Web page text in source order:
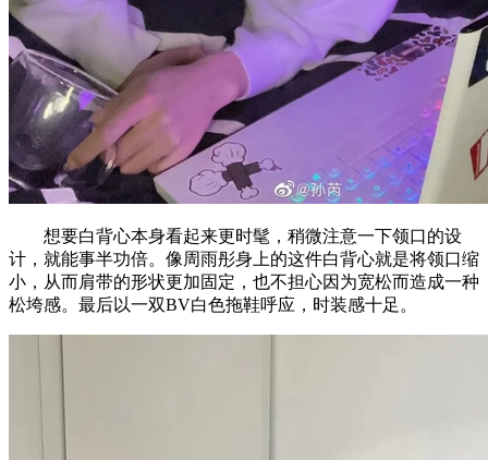
想要白背心本身看起来更时髦，稍微注意一下领口的设
计，就能事半功倍。像周雨彤身上的这件白背心就是将领口缩
小，从而肩带的形状更加固定，也不担心因为宽松而造成一种
松垮感。最后以一双BV白色拖鞋呼应，时装感十足。